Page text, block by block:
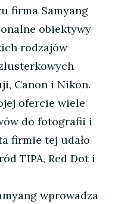
firma Samyang
obiektywy
rodzajów
Canon i Nikon.
ofercie wiele
do fotografii i
firmie tej udało
TIPA, Red Dot i
wprowadza